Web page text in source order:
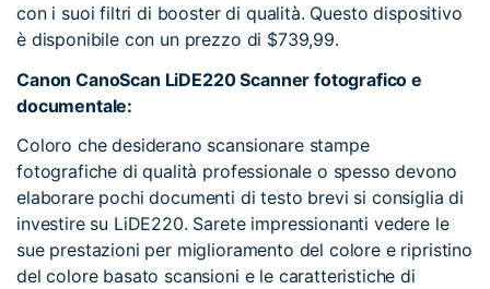
con i suoi filtri di booster di qualità. Questo dispositivo
è disponibile con un prezzo di $739,99.
Canon CanoScan LiDE220 Scanner fotografico e
documentale:
Coloro che desiderano scansionare stampe
fotografiche di qualità professionale o spesso devono
elaborare pochi documenti di testo brevi si consiglia di
investire su LiDE220. Sarete impressionanti vedere le
sue prestazioni per miglioramento del colore e ripristino
del colore basato scansioni e le caratteristiche di